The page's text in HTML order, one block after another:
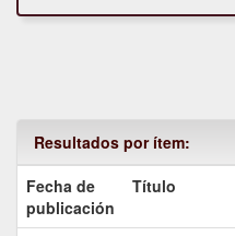
Resultados por ítem:
Fecha de
publicación
Título